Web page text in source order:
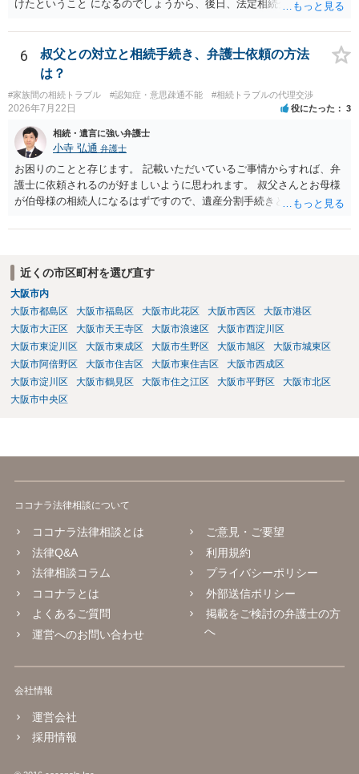
けたということ になるのでしょうから、後日、法定相続分に基づいて
6
叔父との対立と相続手続き、弁護士依頼の方法
は？
#家族間の相続トラブル #認知症・意思疎通不能 #相続トラブルの代理交渉
2026年7月22日 役にたった 3
相続・遺言に強い弁護士
小寺 弘通 弁護士
お困りのことと存じます。 記載いただいているご事情からすれば、弁
護士に依頼されるのが好ましいように思われます。 叔父さんとお母様
が伯母様の相続人になるはずですので、遺産分割手続きという形でお
に呼ばれなかったことについて慰謝料を請求する」と言ってこられて
しょうから、こちらから積極的に動く必要はないように見受けられま
す。 仮に訴訟を起こされるなどした場合には、遺産分割手続きで依頼
される弁護士の方に対応をお願いするのが良いのではないでしょう
か。 以上ご参考にしていただければ幸いです。
近くの市区町村を選び直す
大阪市内
大阪市都島区
大阪市福島区 大阪市此花区 大阪市西区
大阪市港区
大阪市大正区
大阪市天王寺区 大阪市浪速区
大阪市西淀川区
大阪市東淀川区
大阪市東成区 大阪市生野区 大阪市旭区
大阪市城東区
大阪市阿倍野区
大阪市住吉区 大阪市東住吉区
大阪市西成区
大阪市淀川区
大阪市鶴見区 大阪市住之江区 大阪市平野区
大阪市北区
大阪市中央区
ココナラ法律相談について
ココナラ法律相談とは
法律Q&A
法律相談コラム
ココナラとは
よくあるご質問
運営へのお問い合わせ
ご意見・ご要望
利用規約
プライバシーポリシー
外部送信ポリシー
掲載をご検討の弁護士の方
へ
会社情報
運営会社
採用情報